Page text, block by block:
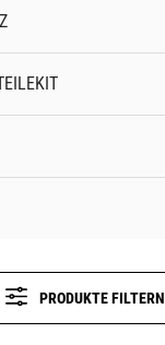
PRODUKTE FILTERN